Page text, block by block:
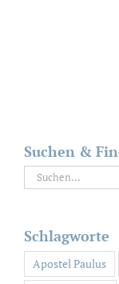
Suchen &
Suche
nach:
Schlagworte
Apostel Paulus